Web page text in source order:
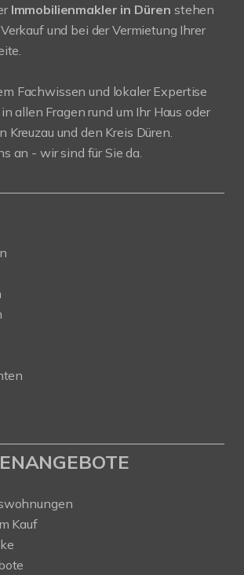
Immobilienmakler in Düren stehen
und bei der Vermietung Ihrer
Fachwissen und lokaler Expertise
allen Fragen rund um Ihr Haus oder
Kreuzau und den Kreis Düren.
an - wir sind für Sie da.
Kauf